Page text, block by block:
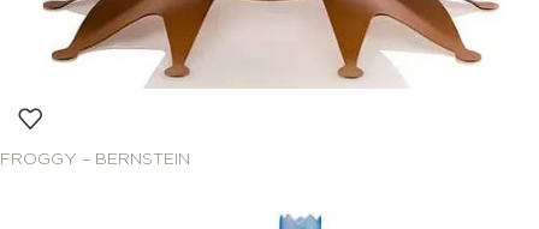
FROGGY – BERNSTEIN